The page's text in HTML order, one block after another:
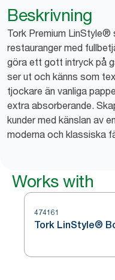
Beskrivning
Tork Premium
restauranger med
göra ett gott intryck på
ser ut och känns som
tjockare än vanliga
extra absorberande.
kunder med känslan av
moderna och klassiska
Works with
474161
Tork LinStyle®